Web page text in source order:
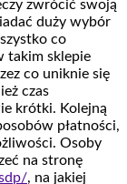
zwrócić swoją
duży wybór
co
takim sklepie
co uniknie się
czas
krótki. Kolejną
płatności,
Osoby
na stronę
, na jakiej